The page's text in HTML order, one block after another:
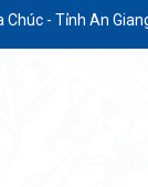
An Giang